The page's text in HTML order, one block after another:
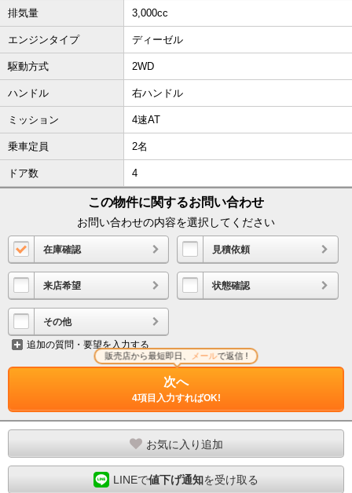
排気量 3,000cc
エンジンタイプ ディーゼル
駆動方式 2WD
ハンドル 右ハンドル
ミッション 4速AT
乗車定員 2名
ドア数 4
この物件に関するお問い合わせ
お問い合わせの内容を選択してください
在庫確認 見積依頼
来店希望 状態確認
その他
追加の質問・要望を入力する
次へ
4項目入力すればOK!
販売店から最短即日、 メールで返信 !
お気に入り追加
LINEで値下げ通知を受け取る